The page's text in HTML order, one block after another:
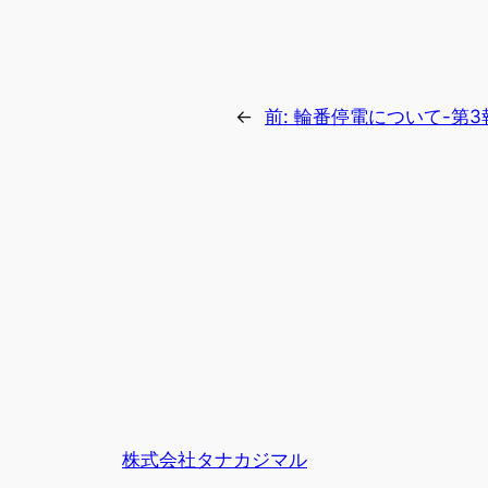
← 前: 輪番停電について-第3
株式会社タナカジマル